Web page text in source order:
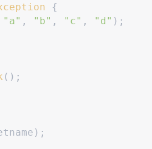
{
" a" , " b" , " c" , " d " ) ;
( ) ;
) ;